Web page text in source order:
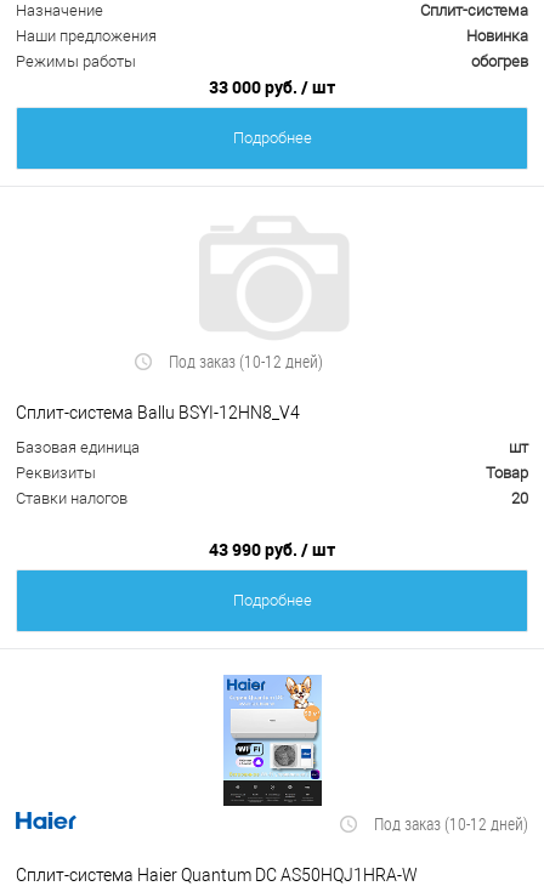
Назначение
Сплит-система
Наши предложения
Новинка
Режимы работы
обогрев
33 000 руб. / шт
Подробнее
Под заказ (10-12 дней)
Сплит-система Ballu BSYI-12HN8_V4
Базовая единица
шт
Реквизиты
Товар
Ставки налогов
20
43 990 руб. / шт
Подробнее
Под заказ (10-12 дней)
Сплит-система Haier Quantum DC AS50HQJ1HRA-W